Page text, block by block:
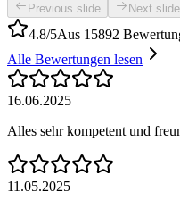
Previous slide Next slide
4.8/5Aus 15892
Alle Bewertungen lesen
16.06.2025
Alles sehr kompetent und
11.05.2025